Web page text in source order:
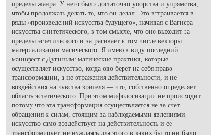
пределы жанра. У него было достаточно упорства и упрямства,
чтобы продолжать делать то, что он делал. Это встраивается в
ряды «произведений искусства будущего», начиная с Вагнера —
искусства синтетического, в том смысле, что оно выходит за
пределы эстетического и затрагивает в том числе векторы
материализации магического. Я имею в виду последний
манифест с Дугиным: магические практики, которые
осуществляет искусство, когда оно берет на себя право
трансформации, а не отражения действительности, и не
воздействия на чувства зрителя — что, собственно определяет
область эстетического. При этом мифологизации не происходит,
потому что эта трансформация осуществляется не за счет
обращения к силам, стоящим за наблюдаемыми явлениями;
искусство само воздействует на действительность и ее
трансформирует, не нуждаясь для этого в каких бы то ни было